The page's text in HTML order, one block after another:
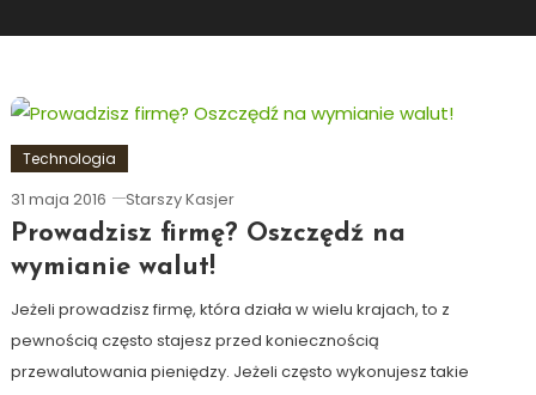
Technologia
31 maja 2016 Starszy Kasjer
Prowadzisz firmę? Oszczędź na
wymianie walut!
Jeżeli prowadzisz firmę, która działa w wielu krajach, to z
pewnością często stajesz przed koniecznością
przewalutowania pieniędzy. Jeżeli często wykonujesz takie